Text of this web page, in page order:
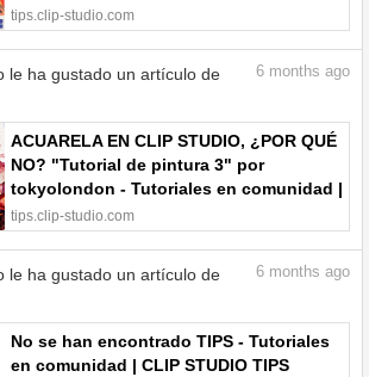
TIPS
tips.clip-studio.com
le ha gustado un artículo de
6 months ago
ACUARELA EN CLIP STUDIO, ¿POR QUÉ
NO? "Tutorial de pintura 3" por
tokyolondon - Tutoriales en comunidad |
CLIP STUDIO TIPS
tips.clip-studio.com
le ha gustado un artículo de
6 months ago
No se han encontrado TIPS - Tutoriales
en comunidad | CLIP STUDIO TIPS